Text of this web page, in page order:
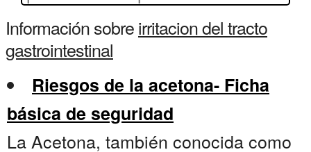
Información sobreirritacion del tracto
gastrointestinal
Riesgos de la acetona- Ficha
básica de seguridad
La Acetona, también conocida como